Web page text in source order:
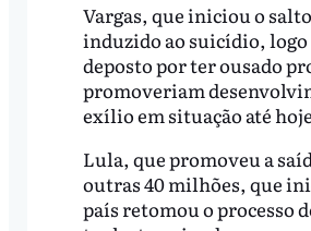
Vargas, que iniciou o
induzido ao suicídio, logo
deposto por ter ousado
promoveriam
exílio em situação até
Lula, que promoveu a
outras 40 milhões, que
país retomou o processo